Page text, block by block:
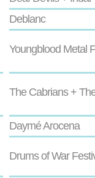
Deblanc
Youngblood Metal
The Cabrians +
Daymé Arocena
Drums of War